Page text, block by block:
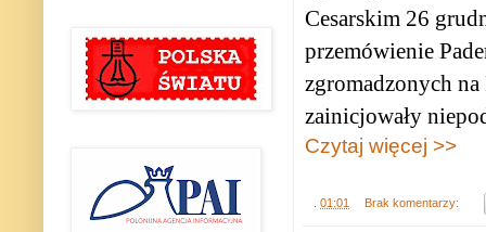
Cesarskim 26
przemówienie
zgromadzonych
zainicjowały
Czytaj więcej >>
01:01 Brak komentarzy: